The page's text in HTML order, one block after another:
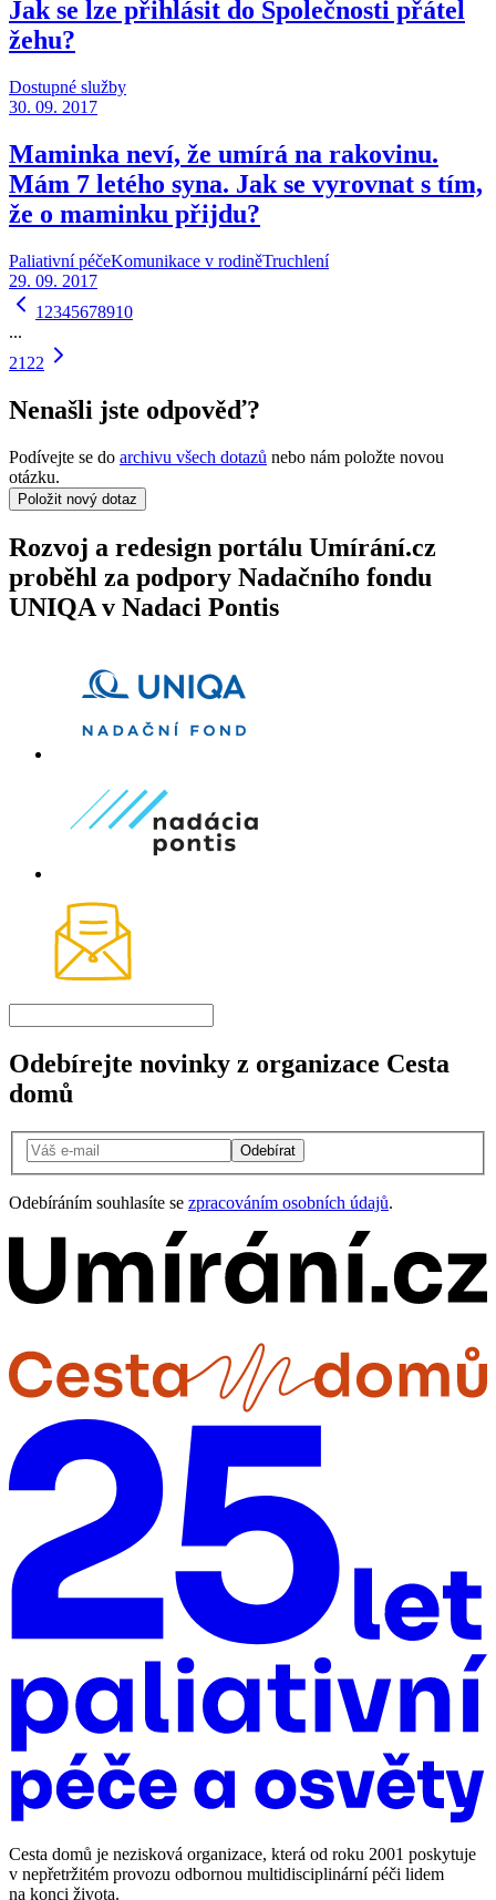
Jak se lze přihlásit do Společnosti přátel
žehu?
Dostupné služby
30. 09. 2017
Maminka neví, že umírá na rakovinu.
Mám 7 letého syna. Jak se vyrovnat s tím,
že o maminku přijdu?
Paliativní péčeKomunikace v rodiněTruchlení
29. 09. 2017
1 2345678910
...
21 22
Nenašli jste odpověď?
Podívejte se do archivu všech dotazů nebo nám položte novou
otázku.
Položit nový dotaz
Rozvoj a redesign portálu Umírání.cz
proběhl za podpory Nadačního fondu
UNIQA v Nadaci Pontis
Odebírejte novinky z organizace Cesta
domů
Odebírat
Odebíráním souhlasíte se zpracováním osobních údajů.
Cesta domů je nezisková organizace, která od roku 2001 poskytuje
v nepřetržitém provozu odbornou multidisciplinární péči lidem
na konci života.